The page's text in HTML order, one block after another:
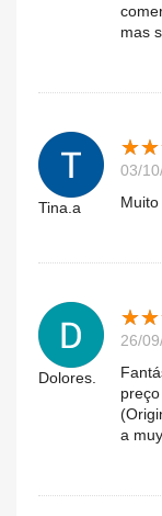
mas
Tina.a
★★
★★
03/
Muito
Dolores.
★★
★★
26/
a